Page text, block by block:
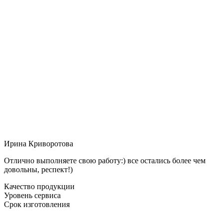
Ирина Криворотова
Отлично выполняете свою работу:) все остались более чем
довольны, респект!)
Качество продукции
Уровень сервиса
Срок изготовления